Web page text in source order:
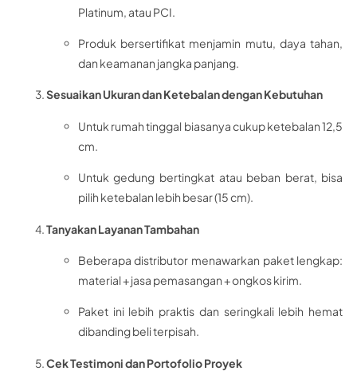
Platinum, atau PCI.
Produk bersertifikat menjamin mutu, daya tahan,
dan keamanan jangka panjang.
Sesuaikan Ukuran dan Ketebalan dengan Kebutuhan
Untuk rumah tinggal biasanya cukup ketebalan 12,5
cm.
Untuk gedung bertingkat atau beban berat, bisa
pilih ketebalan lebih besar (15 cm).
Tanyakan Layanan Tambahan
Beberapa distributor menawarkan paket lengkap:
material + jasa pemasangan + ongkos kirim.
Paket ini lebih praktis dan seringkali lebih hemat
dibanding beli terpisah.
Cek Testimoni dan Portofolio Proyek